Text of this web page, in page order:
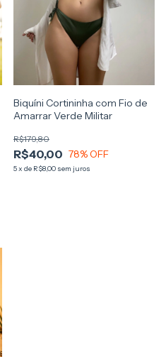
Biquíni Cortininha com Fio de
Amarrar Verde Militar
R$40,00
R$179,80
78% OFF
5x de R$8,00 sem juros